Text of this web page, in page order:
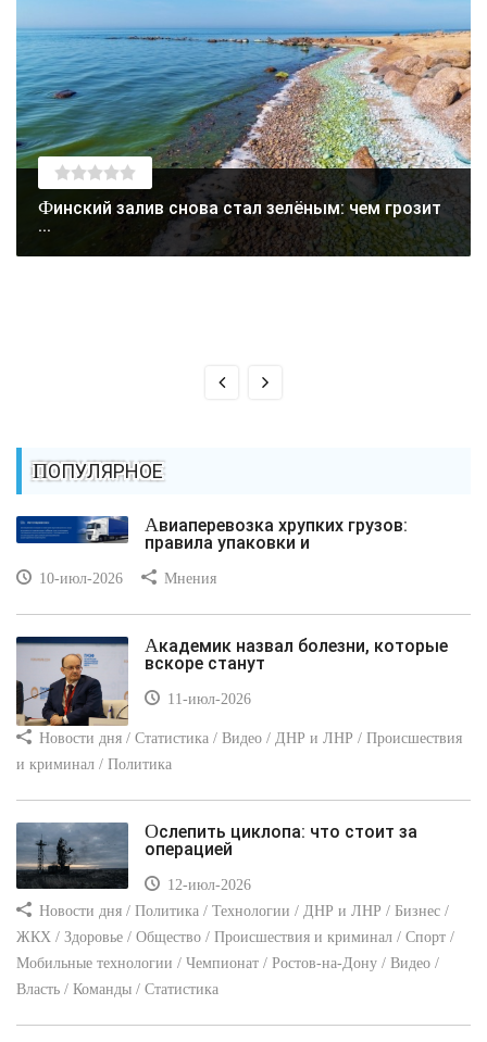
Финский залив снова стал зелёным: чем грозит
...
ПОПУЛЯРНОЕ
Авиаперевозка хрупких грузов:
правила упаковки и
10-июл-2026 Мнения
Академик назвал болезни, которые
вскоре станут
11-июл-2026
Новости дня / Статистика / Видео / ДНР и ЛНР / Происшествия
и криминал / Политика
Ослепить циклопа: что стоит за
операцией
12-июл-2026
Новости дня / Политика / Технологии / ДНР и ЛНР / Бизнес /
ЖКХ / Здоровье / Общество / Происшествия и криминал / Спорт /
Мобильные технологии / Чемпионат / Ростов-на-Дону / Видео /
Власть / Команды / Статистика